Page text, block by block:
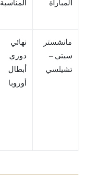
المباراة المناسبة
مانشستر
سيتي –
تشيلسي
نهائي
دوري
أبطال
أوروبا